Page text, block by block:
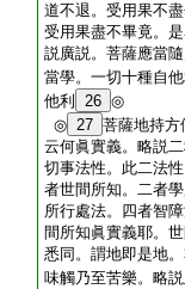
道不退。受用果不
受用果盡不畢竟。
説廣説。菩薩應當
當學。一切十種自
他利
26 ◎
◎ 27 菩薩地持方
云何眞實義。略説
切事法性。此二法
者世間所知。二者
所行處法。四者智
間所知眞實義耶。
悉同。謂地即是地
味觸乃至苦樂。略